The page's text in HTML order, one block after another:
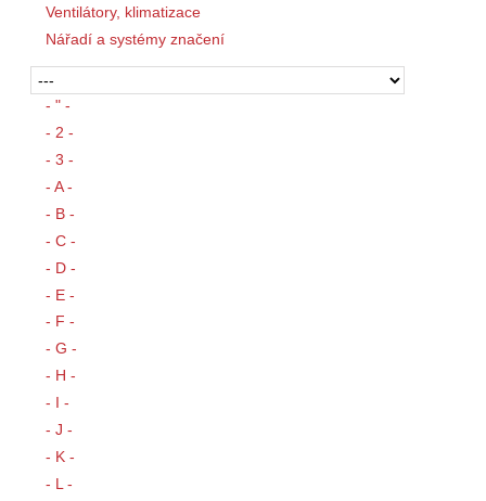
Ventilátory, klimatizace
Nářadí a systémy značení
- " -
- 2 -
- 3 -
- A -
- B -
- C -
- D -
- E -
- F -
- G -
- H -
- I -
- J -
- K -
- L -